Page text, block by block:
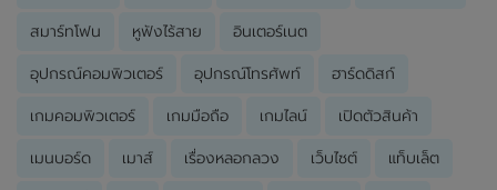
สมาร์ทโฟน หูฟังไร้สาย อินเตอร์เนต
อุปกรณ์คอมพิวเตอร์ อุปกรณ์โทรศัพท์ ฮาร์ดดิสก์
เกมคอมพิวเตอร์ เกมมือถือ เกมไลน์ เปิดตัวสินค้า
เมนบอร์ด เมาส์ เรื่องหลอกลวง เว็บไซต์ แท็บเล็ต